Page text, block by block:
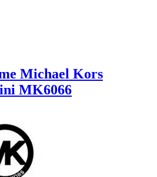
Michael Kors
MK6066